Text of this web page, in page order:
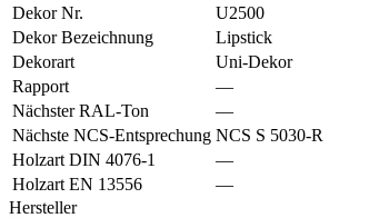
Dekor Nr.
U2500
Dekor Bezeichnung
Lipstick
Dekorart
Uni-Dekor
Rapport
—
Nächster RAL-Ton
—
Nächste NCS-Entsprechung NCS S 5030-R
Holzart DIN 4076-1
—
Holzart EN 13556
—
Hersteller